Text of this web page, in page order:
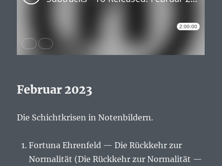
Februar 2023
Die Schichtkrisen in Notenbildern.
Fortuna Ehrenfeld — Die Rückkehr zur
Normalität (Die Rückkehr zur Normalität —